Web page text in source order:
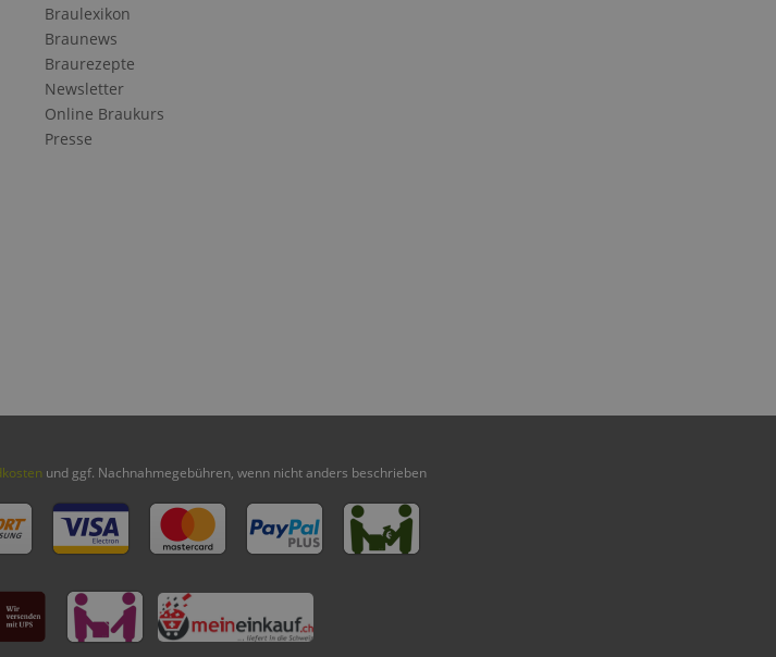
Braulexikon
Braunews
Braurezepte
Newsletter
Online Braukurs
Presse
und ggf. Nachnahmegebühren, wenn nicht anders beschrieben